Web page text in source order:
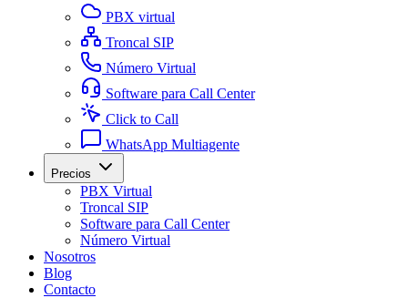
PBX virtual
Troncal SIP
Número Virtual
Software para Call Center
Click to Call
WhatsApp Multiagente
Precios
PBX Virtual
Troncal SIP
Software para Call Center
Número Virtual
Nosotros
Blog
Contacto